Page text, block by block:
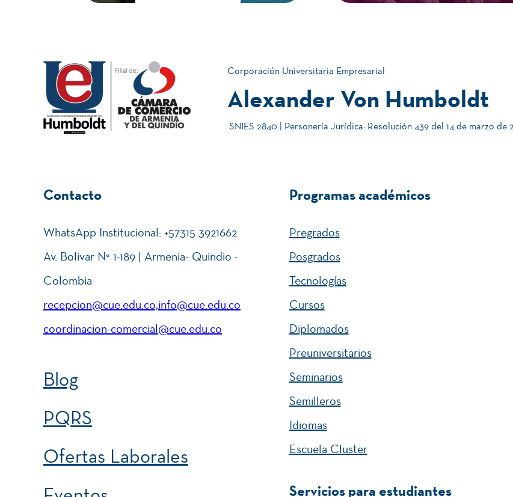
Corporación Universitaria Empresarial
Alexander Von Humboldt
SNIES 2840 | Personería Jurídica: Resolución 439 del 14 de marzo de
Contacto
WhatsApp Institucional: +57315 3921662
Av. Bolivar N° 1-189 | Armenia- Quindio -
Colombia
recepcion@cue.edu.co,info@cue.edu.co
coordinacion-comercial@cue.edu.co
Blog
PQRS
Ofertas Laborales
Programas académicos
Pregrados
Posgrados
Tecnologías
Cursos
Diplomados
Preuniversitarios
Seminarios
Semilleros
Idiomas
Escuela Cluster
Servicios para estudiantes